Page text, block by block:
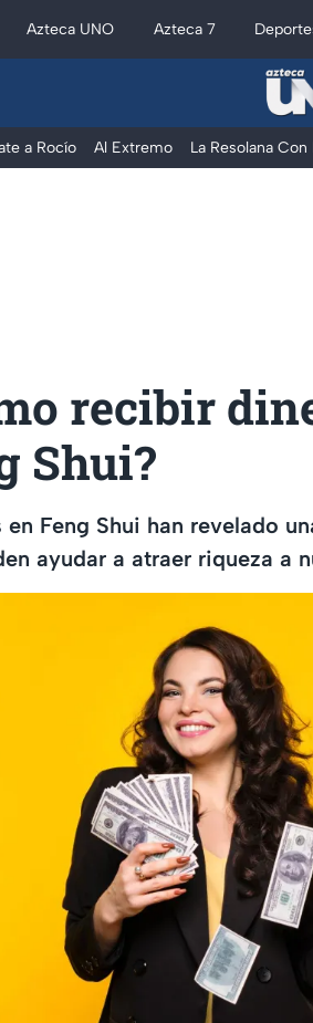
Azteca UNO Azteca 7
a Rocío Al Extremo La Resolana Con
recibir
Shui?
en Feng Shui han revelado
ayudar a atraer riqueza a